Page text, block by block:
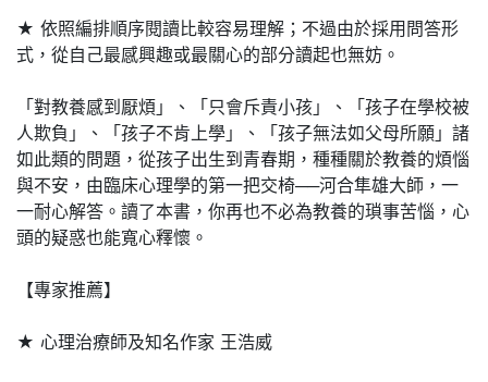
★ 依照編排順序閱讀比較容易理解；不過由於採用問答形
式，從自己最感興趣或最關心的部分讀起也無妨。
「對教養感到厭煩」、「只會斥責小孩」、「孩子在學校被
人欺負」、「孩子不肯上學」、「孩子無法如父母所願」諸
如此類的問題，從孩子出生到青春期，種種關於教養的煩惱
與不安，由臨床心理學的第一把交椅──河合隼雄大師，一
一耐心解答。讀了本書，你再也不必為教養的瑣事苦惱，心
頭的疑惑也能寬心釋懷。
【專家推薦】
★ 心理治療師及知名作家 王浩威